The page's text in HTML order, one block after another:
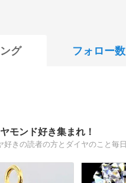
グ フォロー数
モンド好き集まれ！